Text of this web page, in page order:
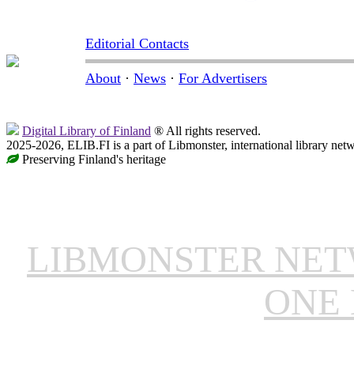
Editorial Contacts
About · News · For Advertisers
Digital Library of Finland ® All rights reserved.
2025-2026, ELIB.FI is a part of Libmonster, international library
Preserving Finland's heritage
LIBMONSTER
ONE